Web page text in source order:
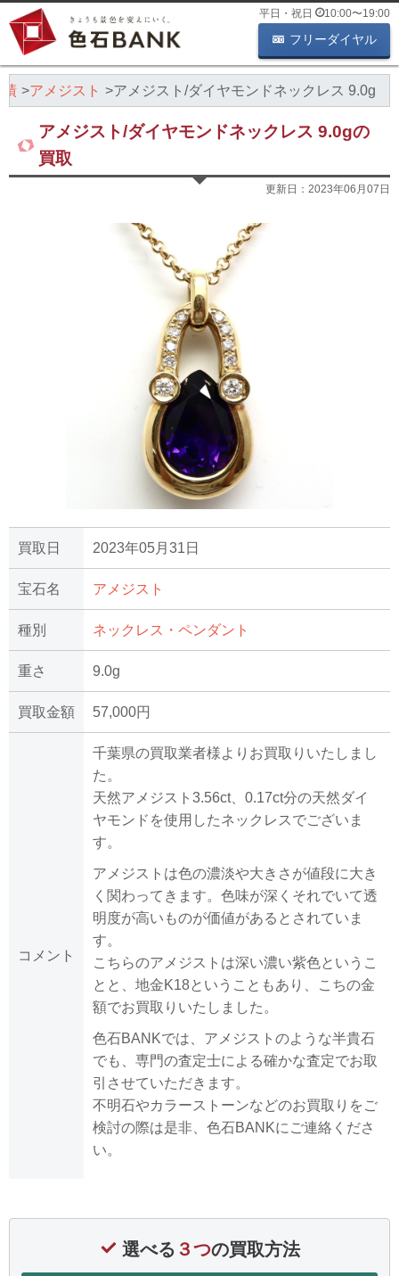
平日・祝日 10:00〜19:00
フリーダイヤル
績 アメジスト アメジスト/ダイヤモンドネックレス 9.0g
アメジスト/ダイヤモンドネックレス 9.0gの
買取
更新日： 2023年06月07日
買取日 2023年05月31日
宝石名 アメジスト
種別 ネックレス・ペンダント
重さ 9.0g
買取金額 57,000円
コメント
千葉県の買取業者様よりお買取りいたしまし
た。
天然アメジスト3.56ct、0.17ct分の天然ダイ
ヤモンドを使用したネックレスでございま
す。
アメジストは色の濃淡や大きさが値段に大き
く関わってきます。色味が深くそれでいて透
明度が高いものが価値があるとされていま
す。
こちらのアメジストは深い濃い紫色というこ
とと、地金K18ということもあり、こちの金
額でお買取りいたしました。
色石BANKでは、アメジストのような半貴石
でも、専門の査定士による確かな査定でお取
引させていただきます。
不明石やカラーストーンなどのお買取りをご
検討の際は是非、色石BANKにご連絡くださ
い。
選べる ３つの買取方法